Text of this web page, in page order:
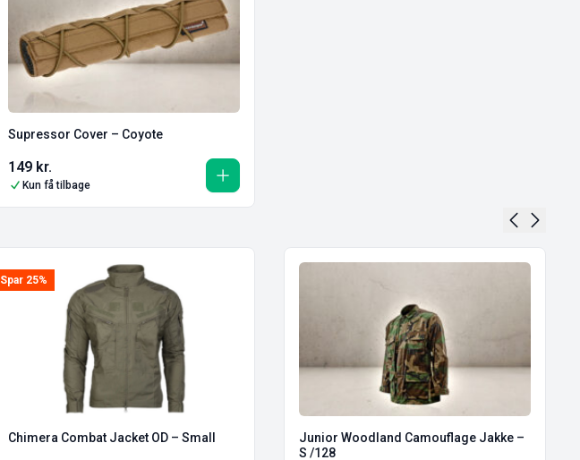
Supressor Cover – Coyote
149 kr.
Kun få tilbage
Spar 25%
Chimera Combat Jacket OD – Small
Junior Woodland Camouflage Jakke –
S /128